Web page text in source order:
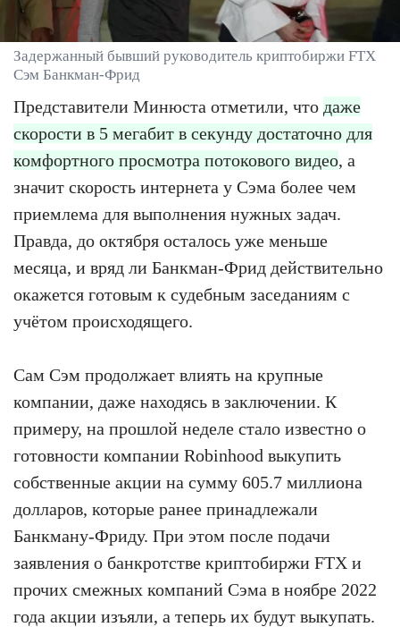
Задержанный бывший руководитель криптобиржи FTX
Сэм Банкман-Фрид
Представители Минюста отметили, что даже
скорости в 5 мегабит в секунду достаточно для
комфортного просмотра потокового видео, а
значит скорость интернета у Сэма более чем
приемлема для выполнения нужных задач.
Правда, до октября осталось уже меньше
месяца, и вряд ли Банкман-Фрид действительно
окажется готовым к судебным заседаниям с
учётом происходящего.
Сам Сэм продолжает влиять на крупные
компании, даже находясь в заключении. К
примеру, на прошлой неделе стало известно о
готовности компании Robinhood выкупить
собственные акции на сумму 605.7 миллиона
долларов, которые ранее принадлежали
Банкману-Фриду. При этом после подачи
заявления о банкротстве криптобиржи FTX и
прочих смежных компаний Сэма в ноябре 2022
года акции изъяли, а теперь их будут выкупать.